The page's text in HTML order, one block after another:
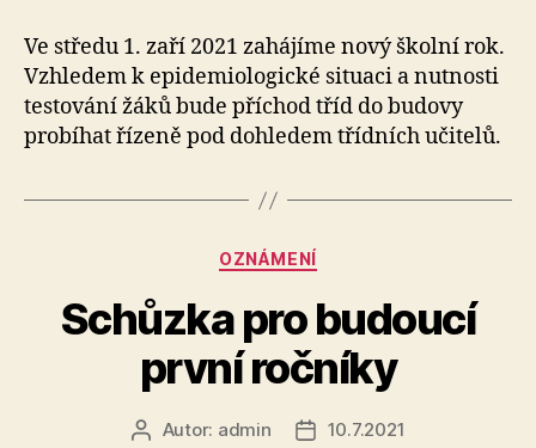
Ve středu 1. zaří 2021 zahájíme nový školní rok.
Vzhledem k epidemiologické situaci a nutnosti
testování žáků bude příchod tříd do budovy
probíhat řízeně pod dohledem třídních učitelů.
Rubriky
OZNÁMENÍ
Schůzka pro budoucí
první ročníky
AutorAutor: admin
Datum
10.7.2021